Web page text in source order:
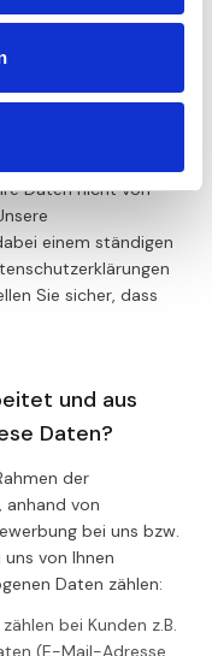
Zerstörung,
Dienstleister sind auf
sammeln und
Daten nicht von
einem ständigen
Sie sicher, dass
und aus
Daten?
der
anhand von
bei uns bzw.
von Ihnen
Daten zählen:
bei Kunden z.B.
(E-Mail-Adresse,